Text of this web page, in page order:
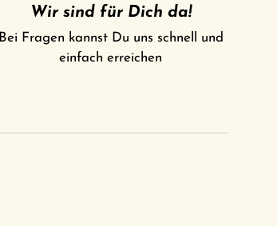
Wir sind für Dich da!
Bei Fragen kannst Du uns schnell und
einfach erreichen